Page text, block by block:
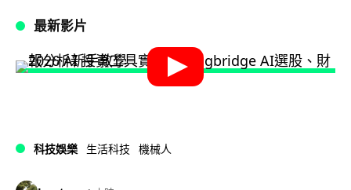
最新影片
科技娛樂 生活科技 機械人